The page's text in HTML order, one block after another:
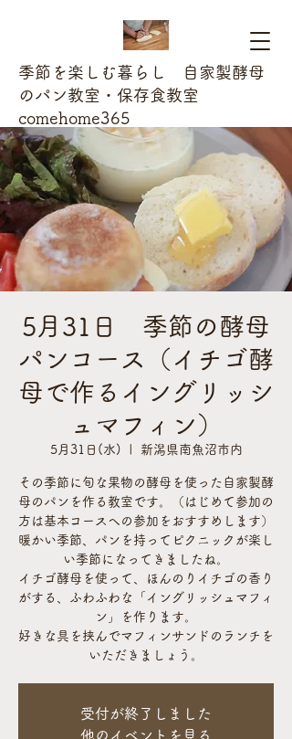
季節を楽しむ暮らし 自家製酵母
のパン教室・保存食教室
comehome365
5月31日 季節の酵母
パンコース（イチゴ酵
母で作るイングリッシ
ュマフィン）
5月31日(水) 新潟県南魚沼市内
その季節に旬な果物の酵母を使った自家製酵
母のパンを作る教室です。（はじめて参加の
方は基本コースへの参加をおすすめします）
暖かい季節、パンを持ってピクニックが楽し
い季節になってきましたね。
イチゴ酵母を使って、ほんのりイチゴの香り
がする、ふわふわな「イングリッシュマフィ
ン」を作ります。
好きな具を挟んでマフィンサンドのランチを
いただきましょう。
受付が終了しました
他のイベントを見る